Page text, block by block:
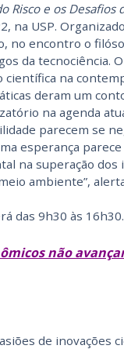
Risco e os Desafios
na USP.
no encontro o
da tecnociência.
científica na
deram um
na agenda
parecem se
esperança
na superação dos
ambiente”,
das 9h30 às
não
de inovações